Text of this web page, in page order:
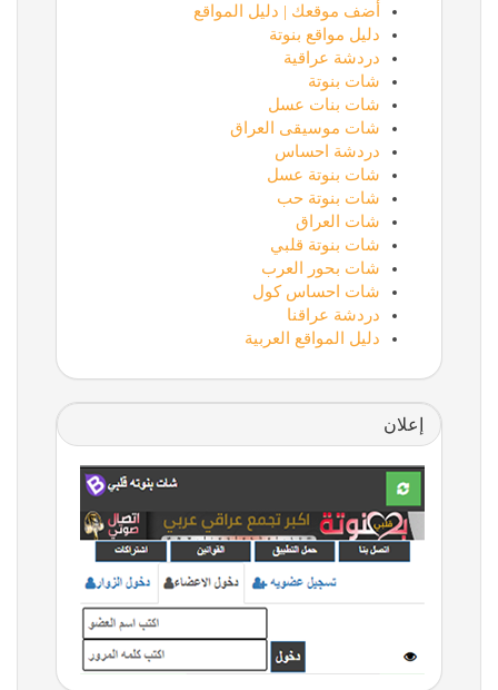
أضف موقعك | دليل المواقع
دليل مواقع بنوتة
دردشة عراقية
شات بنوتة
شات بنات عسل
شات موسيقى العراق
دردشة احساس
شات بنوتة عسل
شات بنوتة حب
شات العراق
شات بنوتة قلبي
شات بحور العرب
شات احساس كول
دردشة عراقنا
دليل المواقع العربية
إعلان